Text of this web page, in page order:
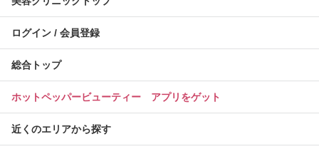
ログイン / 会員登録
総合トップ
ホットペッパービューティー アプリをゲット
近くのエリアから探す